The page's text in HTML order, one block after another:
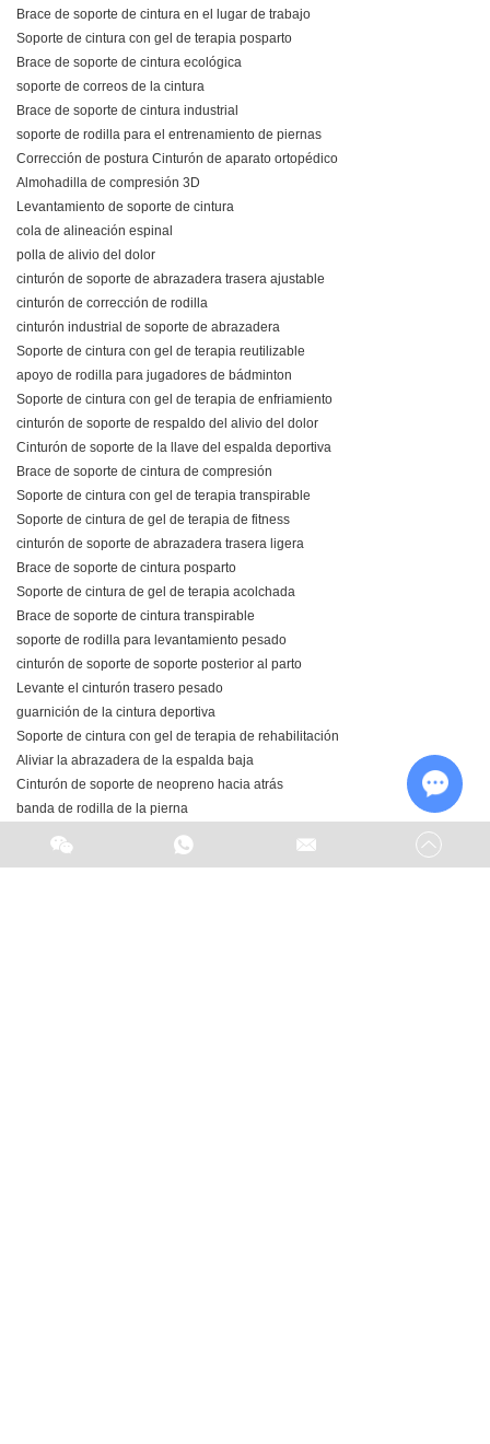
Brace de soporte de cintura en el lugar de trabajo
Soporte de cintura con gel de terapia posparto
Brace de soporte de cintura ecológica
soporte de correos de la cintura
Brace de soporte de cintura industrial
soporte de rodilla para el entrenamiento de piernas
Corrección de postura Cinturón de aparato ortopédico
Almohadilla de compresión 3D
Levantamiento de soporte de cintura
cola de alineación espinal
polla de alivio del dolor
cinturón de soporte de abrazadera trasera ajustable
cinturón de corrección de rodilla
cinturón industrial de soporte de abrazadera
Soporte de cintura con gel de terapia reutilizable
apoyo de rodilla para jugadores de bádminton
Soporte de cintura con gel de terapia de enfriamiento
cinturón de soporte de respaldo del alivio del dolor
Cinturón de soporte de la llave del espalda deportiva
Brace de soporte de cintura de compresión
Soporte de cintura con gel de terapia transpirable
Soporte de cintura de gel de terapia de fitness
cinturón de soporte de abrazadera trasera ligera
Brace de soporte de cintura posparto
Soporte de cintura de gel de terapia acolchada
Brace de soporte de cintura transpirable
soporte de rodilla para levantamiento pesado
cinturón de soporte de soporte posterior al parto
Levante el cinturón trasero pesado
guarnición de la cintura deportiva
Soporte de cintura con gel de terapia de rehabilitación
Aliviar la abrazadera de la espalda baja
Cinturón de soporte de neopreno hacia atrás
banda de rodilla de la pierna
correa de compresión de rodilla
Levantando el cinturón de soporte de la abrazadera